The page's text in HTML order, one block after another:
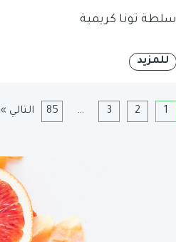
سلطة تونا كريمية
للمزيد
1
2
3
…
85 التالي »